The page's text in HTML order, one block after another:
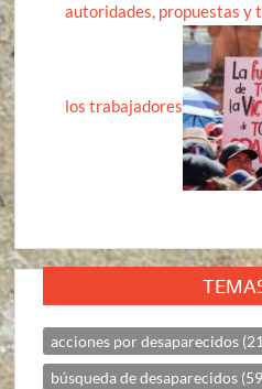
autoridades, propuestas y
los trabajadores
acciones por desaparecidos
búsqueda de desaparecidos